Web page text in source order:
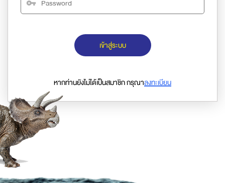
เข้าสู่ระบบ
หากท่านยังไม่ได้เป็นสมาชิก กรุณาลงทะเบียน